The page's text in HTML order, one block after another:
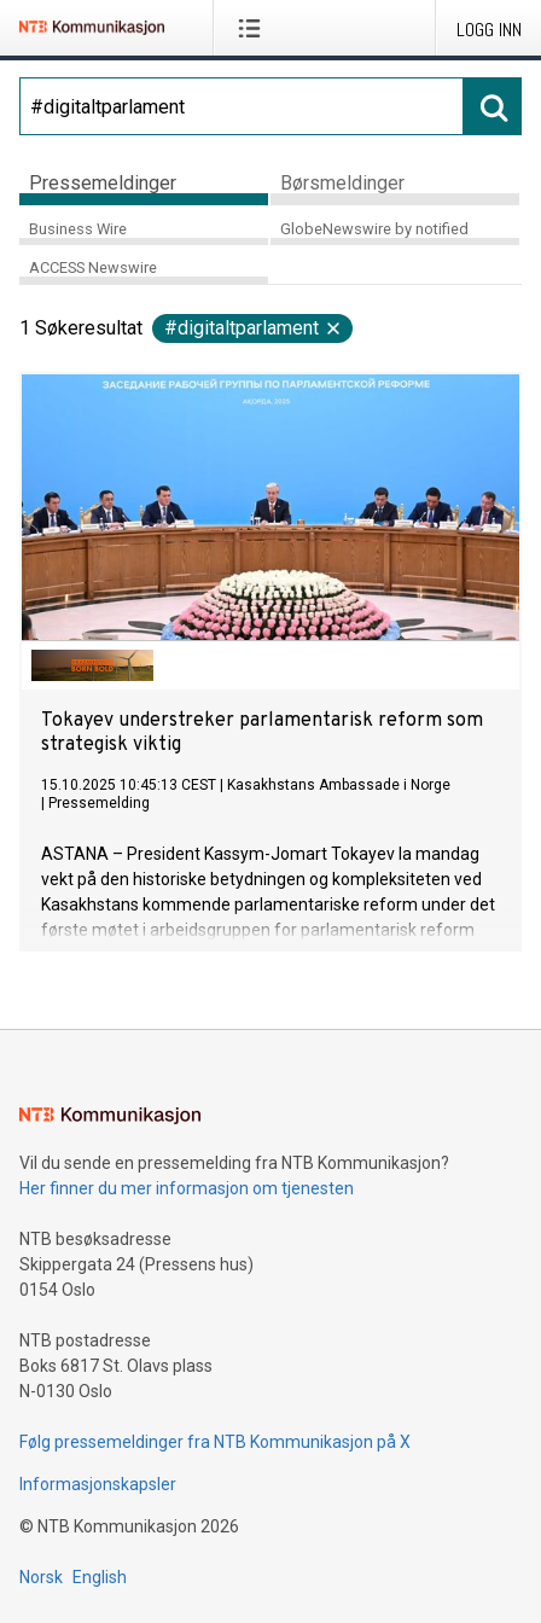
LOGG INN
Pressemeldinger Børsmeldinger
Business Wire GlobeNewswire by notified
ACCESS Newswire
1 Søkeresultat #digitaltparlament
Tokayev understreker parlamentarisk reform som
strategisk viktig
15.10.2025 10:45:13 CEST
Kasakhstans Ambassade i Norge
Pressemelding
ASTANA – President Kassym-Jomart Tokayev la mandag
vekt på den historiske betydningen og kompleksiteten ved
Kasakhstans kommende parlamentariske reform under det
første møtet i arbeidsgruppen for parlamentarisk reform
Vil du sende en pressemelding fra NTB Kommunikasjon?
Her finner du mer informasjon om tjenesten
NTB besøksadresse
Skippergata 24 (Pressens hus)
0154 Oslo
NTB postadresse
Boks 6817 St. Olavs plass
N-0130 Oslo
Følg pressemeldinger fra NTB Kommunikasjon på X
Informasjonskapsler
© NTB Kommunikasjon 2026
Norsk English